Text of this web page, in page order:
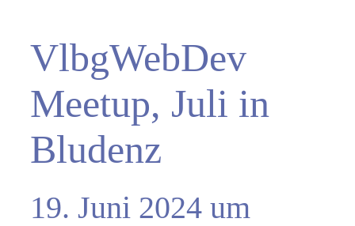
VlbgWebDev
Meetup, Juli in
Bludenz
19. Juni 2024 um